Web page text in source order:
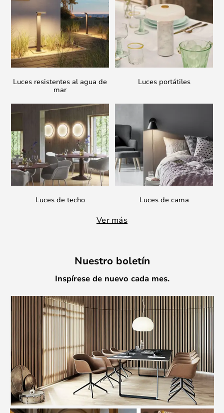
Luces resistentes al agua de
mar
Luces portátiles
Luces de techo Luces de cama
Ver más
Nuestro boletín
Inspírese de nuevo cada mes.